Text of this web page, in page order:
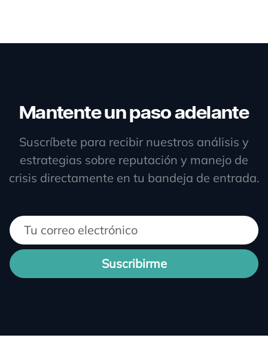
Mantente un paso adelante
Suscríbete para recibir nuestros análisis y
estrategias sobre reputación y manejo de
crisis directamente en tu bandeja de entrada.
Suscribirme